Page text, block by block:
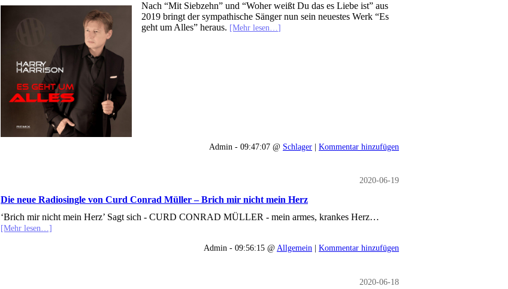
Nach “Mit Siebzehn” und “Woher weißt Du das es Liebe ist” aus
2019 bringt der sympathische Sänger nun sein neuestes Werk “Es
geht um Alles” heraus. [Mehr lesen…]
Admin - 09:47:07 @ Schlager | Kommentar hinzufügen
2020-06-19
Die neue Radiosingle von Curd Conrad Müller – Brich mir nicht mein Herz
‘Brich mir nicht mein Herz’ Sagt sich - CURD CONRAD MÜLLER - mein armes, krankes Herz…
[Mehr lesen…]
Admin - 09:56:15 @ Allgemein | Kommentar hinzufügen
2020-06-18